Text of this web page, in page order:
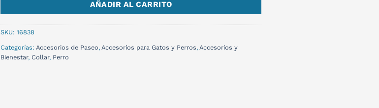
AÑADIR AL CARRITO
SKU: 16838
Categorías: Accesorios de Paseo, Accesorios para Gatos y Perros, Accesorios y
Bienestar, Collar, Perro